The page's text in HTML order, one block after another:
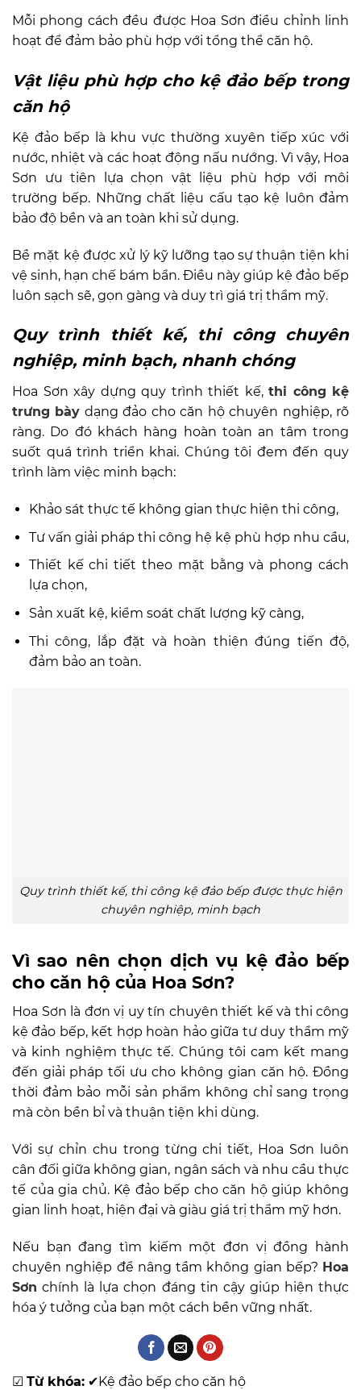
Mỗi phong cách đều được Hoa Sơn điều chỉnh linh
hoạt để đảm bảo phù hợp với tổng thể căn hộ.
Vật liệu phù hợp cho kệ đảo bếp trong
căn hộ
Kệ đảo bếp là khu vực thường xuyên tiếp xúc với
nước, nhiệt và các hoạt động nấu nướng. Vì vậy, Hoa
Sơn ưu tiên lựa chọn vật liệu phù hợp với môi
trường bếp. Những chất liệu cấu tạo kệ luôn đảm
bảo độ bền và an toàn khi sử dụng.
Bề mặt kệ được xử lý kỹ lưỡng tạo sự thuận tiện khi
vệ sinh, hạn chế bám bẩn. Điều này giúp kệ đảo bếp
luôn sạch sẽ, gọn gàng và duy trì giá trị thẩm mỹ.
Quy trình thiết kế, thi công chuyên
nghiệp, minh bạch, nhanh chóng
Hoa Sơn xây dựng quy trình thiết kế, thi công kệ
trưng bày dạng đảo cho căn hộ chuyên nghiệp, rõ
ràng. Do đó khách hàng hoàn toàn an tâm trong
suốt quá trình triển khai. Chúng tôi đem đến quy
trình làm việc minh bạch:
Khảo sát thực tế không gian thực hiện thi công,
Tư vấn giải pháp thi công hệ kệ phù hợp nhu cầu,
Thiết kế chi tiết theo mặt bằng và phong cách
lựa chọn,
Sản xuất kệ, kiểm soát chất lượng kỹ càng,
Thi công, lắp đặt và hoàn thiện đúng tiến độ,
đảm bảo an toàn.
Quy trình thiết kế, thi công kệ đảo bếp được thực hiện
chuyên nghiệp, minh bạch
Vì sao nên chọn dịch vụ kệ đảo bếp
cho căn hộ của Hoa Sơn?
Hoa Sơn là đơn vị uy tín chuyên thiết kế và thi công
kệ đảo bếp, kết hợp hoàn hảo giữa tư duy thẩm mỹ
và kinh nghiệm thực tế. Chúng tôi cam kết mang
đến giải pháp tối ưu cho không gian căn hộ. Đồng
thời đảm bảo mỗi sản phẩm không chỉ sang trọng
mà còn bền bỉ và thuận tiện khi dùng.
Với sự chỉn chu trong từng chi tiết, Hoa Sơn luôn
cân đối giữa không gian, ngân sách và nhu cầu thực
tế của gia chủ. Kệ đảo bếp cho căn hộ giúp không
gian linh hoạt, hiện đại và giàu giá trị thẩm mỹ hơn.
Nếu bạn đang tìm kiếm một đơn vị đồng hành
chuyên nghiệp để nâng tầm không gian bếp? Hoa
Sơn chính là lựa chọn đáng tin cậy giúp hiện thực
hóa ý tưởng của bạn một cách bền vững nhất.
☑ Từ khóa: ✔Kệ đảo bếp cho căn hộ